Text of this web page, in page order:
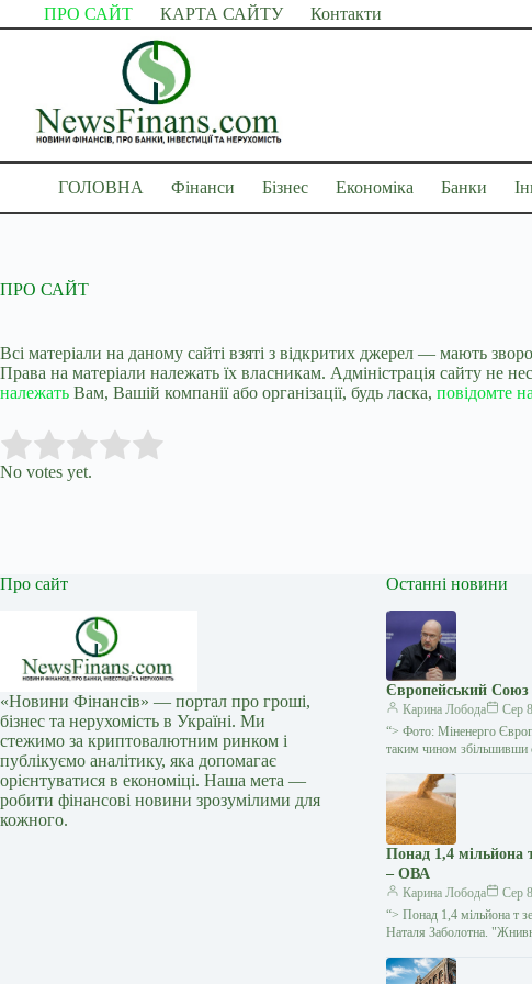
Перейти
до
ПРО САЙТ КАРТА САЙТУ Контакти
ГОЛОВНА Фінанси Бізнес Економіка Банки
ПРО САЙТ
Всі матеріали на даному сайті взяті з відкритих джерел — мають
Права на матеріали належать їх власникам. Адміністрація сайту не
належать Вам, Вашій компанії або організації, будь ласка, повідомте
Rate this item:
No votes yet.
Про сайт
«Новини Фінансів» — портал про гроші,
бізнес та нерухомість в Україні. Ми
стежимо за криптовалютним ринком і
публікуємо аналітику, яка допомагає
орієнтуватися в економіці. Наша мета —
робити фінансові новини зрозумілими для
кожного.
Останні новини
Європейський Союз
Карина Лобода
Сер
“> Фото: Міненерго
таким чином збільшивши
Понад 1,4 мільйона
– ОВА
Карина Лобода
Сер
“> Понад 1,4 мільйона т
Наталя Заболотна.